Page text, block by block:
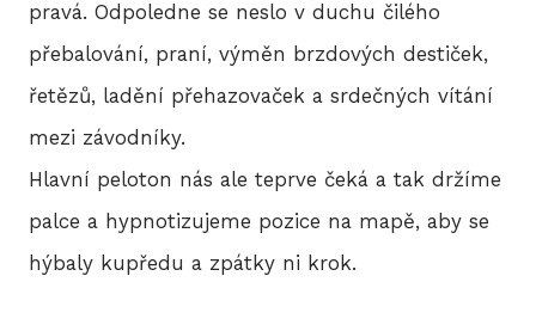
pravá. Odpoledne se neslo v duchu čilého
přebalování, praní, výměn brzdových destiček,
řetězů, ladění přehazovaček a srdečných vítání
mezi závodníky.
Hlavní peloton nás ale teprve čeká a tak držíme
palce a hypnotizujeme pozice na mapě, aby se
hýbaly kupředu a zpátky ni krok.